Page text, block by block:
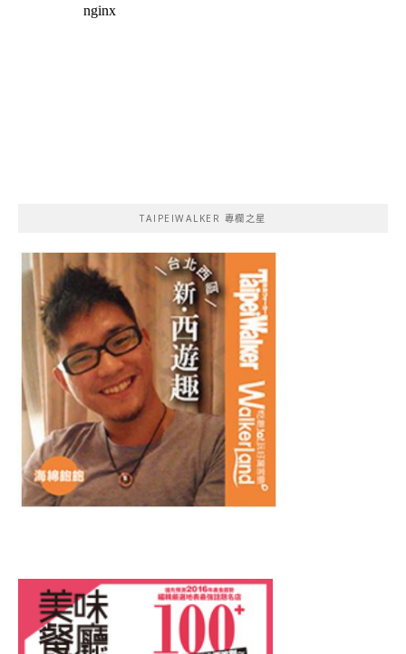
TAIPEIWALKER 專欄之星